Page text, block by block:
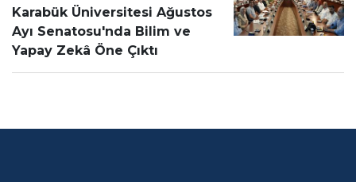
Karabük Üniversitesi Ağustos
Ayı Senatosu'nda Bilim ve
Yapay Zekâ Öne Çıktı